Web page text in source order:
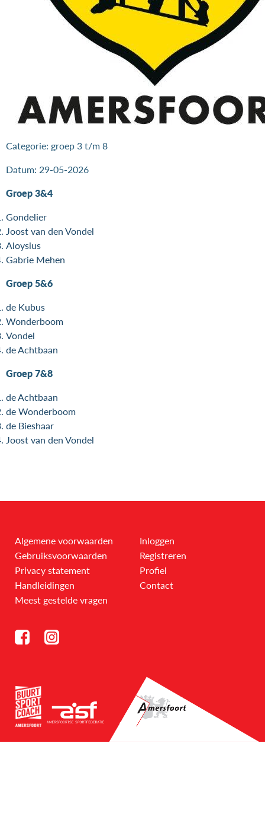
Categorie: groep 3 t/m 8
Datum: 29-05-2026
Groep 3&4
Gondelier
Joost van den Vondel
Aloysius
Gabrie Mehen
Groep 5&6
de Kubus
Wonderboom
Vondel
de Achtbaan
Groep 7&8
de Achtbaan
de Wonderboom
de Bieshaar
Joost van den Vondel
Algemene voorwaarden
Gebruiksvoorwaarden
Privacy statement
Handleidingen
Meest gestelde vragen
Inloggen
Registreren
Profiel
Contact